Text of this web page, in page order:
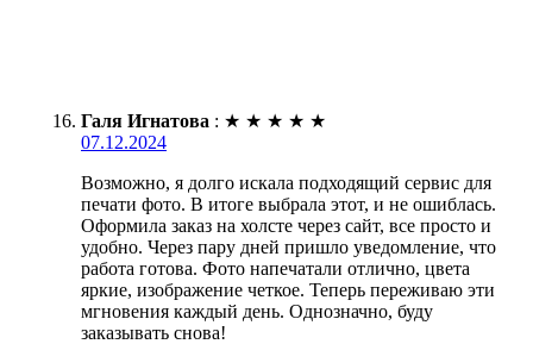
Галя Игнатова : ★ ★ ★ ★ ★
07.12.2024
Возможно, я долго искала подходящий сервис для
печати фото. В итоге выбрала этот, и не ошиблась.
Оформила заказ на холсте через сайт, все просто и
удобно. Через пару дней пришло уведомление, что
работа готова. Фото напечатали отлично, цвета
яркие, изображение четкое. Теперь переживаю эти
мгновения каждый день. Однозначно, буду
заказывать снова!